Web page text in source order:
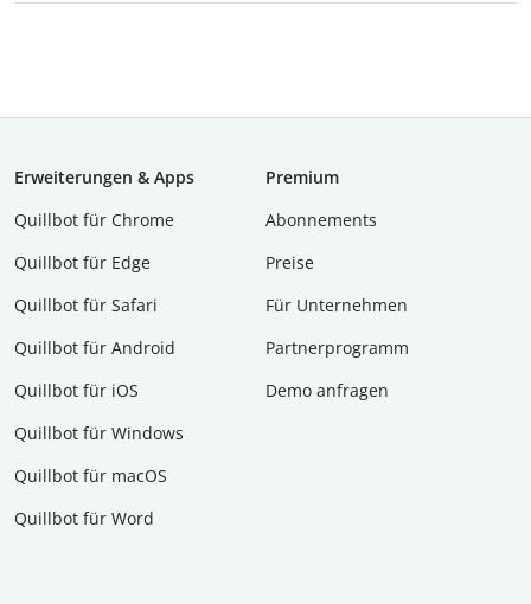
Erweiterungen & Apps
Quillbot für Chrome
Quillbot für Edge
Quillbot für Safari
Quillbot für Android
Quillbot für iOS
Quillbot für Windows
Quillbot für macOS
Quillbot für Word
Premium
Abon­ne­ments
Preise
Für Unternehmen
Partnerprogramm
Demo anfragen